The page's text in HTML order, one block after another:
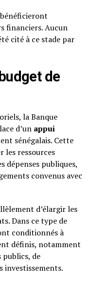
financiers. Aucun
cité à ce stade par
de
la Banque
d’un appui
sénégalais. Cette
les ressources
dépenses publiques,
convenus avec
d’élargir les
Dans ce type de
conditionnés à
définis, notamment
publics, de
investissements.